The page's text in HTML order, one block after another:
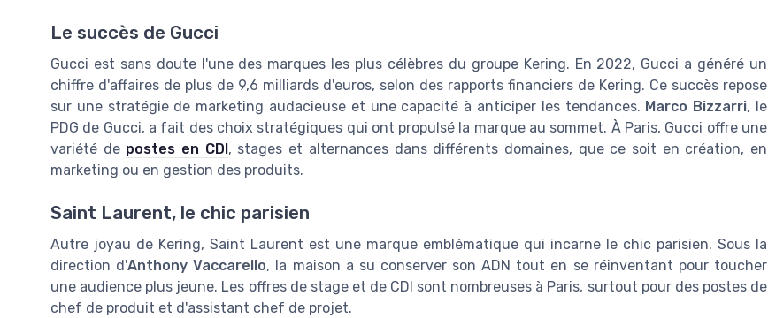
Le succès de Gucci
Gucci est sans doute l'une des marques les plus célèbres du groupe Kering. En 2022, Gucci a généré un
chiffre d'affaires de plus de 9,6 milliards d'euros, selon des rapports financiers de Kering. Ce succès repose
sur une stratégie de marketing audacieuse et une capacité à anticiper les tendances. Marco Bizzarri, le
PDG de Gucci, a fait des choix stratégiques qui ont propulsé la marque au sommet. À Paris, Gucci offre une
variété de postes en CDI, stages et alternances dans différents domaines, que ce soit en création, en
marketing ou en gestion des produits.
Saint Laurent, le chic parisien
Autre joyau de Kering, Saint Laurent est une marque emblématique qui incarne le chic parisien. Sous la
direction d'Anthony Vaccarello, la maison a su conserver son ADN tout en se réinventant pour toucher
une audience plus jeune. Les offres de stage et de CDI sont nombreuses à Paris, surtout pour des postes de
chef de produit et d'assistant chef de projet.